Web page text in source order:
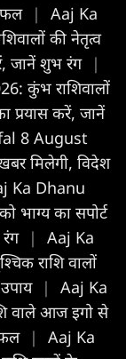
|
Aaj Ka
की नेतृत्व
जानें शुभ रंग |
कुंभ राशिवालों
प्रयास करें, जानें
8 August
मिलेगी, विदेश
Ka Dhanu
भाग्य का सपोर्ट
|
Aaj Ka
राशि वालों
|
Aaj Ka
वाले आज इगो से
|
Aaj Ka